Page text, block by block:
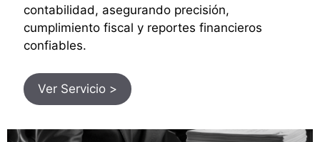
contabilidad, asegurando precisión,
cumplimiento fiscal y reportes financieros
confiables.
Ver Servicio >